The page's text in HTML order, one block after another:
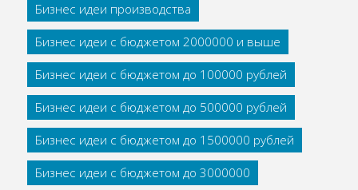
Бизнес идеи производства
Бизнес идеи с бюджетом 2000000 и выше
Бизнес идеи с бюджетом до 100000 рублей
Бизнес идеи с бюджетом до 500000 рублей
Бизнес идеи с бюджетом до 1500000 рублей
Бизнес идеи с бюджетом до 3000000